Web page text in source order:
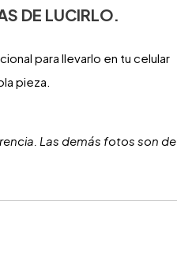
DE LUCIRLO.
para llevarlo en tu celular
pieza.
Las demás fotos son de